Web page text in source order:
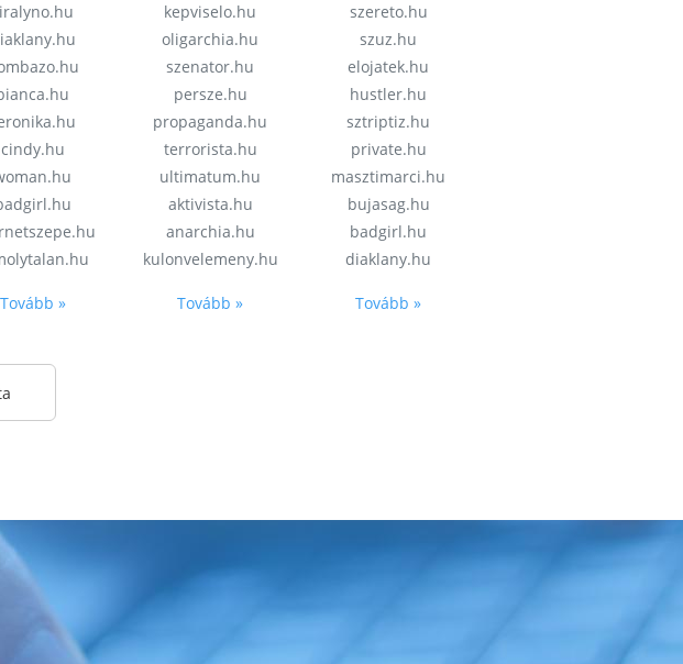
cindy.hu
Tovább »
kepviselo.hu
oligarchia.hu
szenator.hu
persze.hu
propaganda.hu
terrorista.hu
ultimatum.hu
aktivista.hu
anarchia.hu
kulonvelemeny.hu
Tovább »
szereto.hu
szuz.hu
elojatek.hu
hustler.hu
sztriptiz.hu
private.hu
masztimarci.hu
bujasag.hu
badgirl.hu
diaklany.hu
Tovább »